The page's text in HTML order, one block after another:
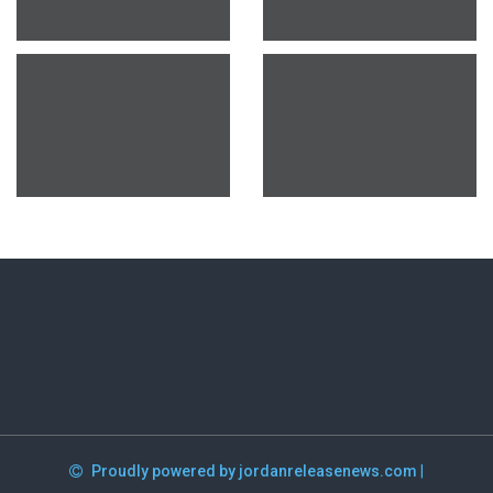
Proudly powered by jordanreleasenews.com